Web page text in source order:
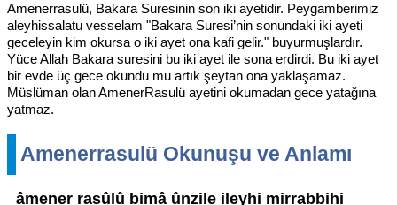
Amenerrasulü, Bakara Suresinin son iki ayetidir. Peygamberimiz
aleyhissalatu vesselam "Bakara Suresi’nin sonundaki iki ayeti
geceleyin kim okursa o iki ayet ona kafi gelir." buyurmuşlardır.
Yüce Allah Bakara suresini bu iki ayet ile sona erdirdi. Bu iki ayet
bir evde üç gece okundu mu artık şeytan ona yaklaşamaz.
Müslüman olan AmenerRasulü ayetini okumadan gece yatağına
yatmaz.
Amenerrasulü Okunuşu ve Anlamı
âmener rasûlû bimâ ûnzile ileyhi mirrabbihi